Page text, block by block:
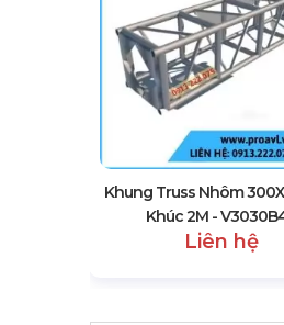
Khung Truss Nhôm
Khúc 2M -
Liên hệ